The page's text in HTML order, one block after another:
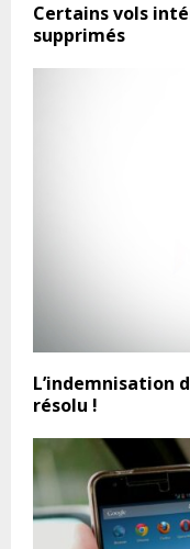
Certains vols
supprimés
L’indemnisation
résolu !